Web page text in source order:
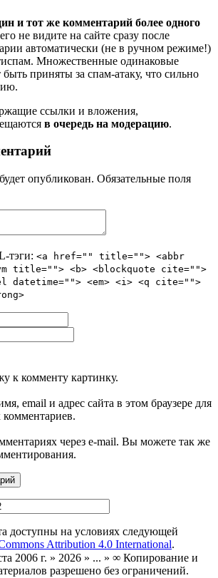
и тот же комментарий более одного
не видите на сайте сразу после
автоматически (не в ручном режиме!)
Множественные одинаковые
приняты за спам-атаку, что сильно
ссылки и вложения,
в очередь на модерацию.
опубликован. Обязательные поля
тэги: <a href="" title=""> <abbr
title=""> <b> <blockquote cite="">
datetime=""> <em> <i> <q cite="">
к комменту картинку.
email и адрес сайта в этом браузере для
через e-mail. Вы можете так же
доступны на условиях следующей
Attribution 4.0 International.
2006 г. » 2026 » ... » ∞ Копирование и
разрешено без ограничений.